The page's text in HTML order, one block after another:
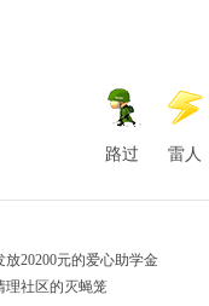
路过 雷人
20200元的爱心助学金
理社区的灭蝇笼